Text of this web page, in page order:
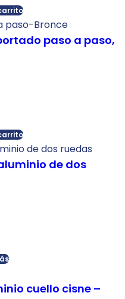
paso a paso,
de dos
cuello cisne –